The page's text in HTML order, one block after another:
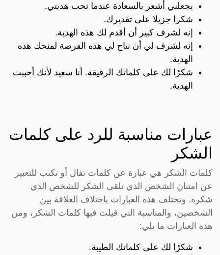
يجعلني أشعر بالسعادة عندما تحب هديتي.
شكرا جزيلا على تقديرك.
إنه لشرف كبير أن أقدم لك هذه الهدية.
إنه لشرف لي أن تتاح لي هذه الفرصة لمنحك هذه
الهدية.
شكرًا لك على كلماتك الرقيقة. أنا سعيد لأنك أحببت
الهدية.
عبارات مناسبة للرد على كلمات
الشكر
كلمات الشكر هي عبارة عن كلمات تقال أو تكتب للتعبير
عن امتنان الشخص الذي تلقى الشكر للشخص الذي
شكره. وتختلف هذه العبارات باختلاف العلاقة بين
الشخصين، والمناسبة التي قيلت فيها كلمات الشكر، ومن
هذه العبارات ما يلي:
شكرًا لك على كلماتك الطيبة.